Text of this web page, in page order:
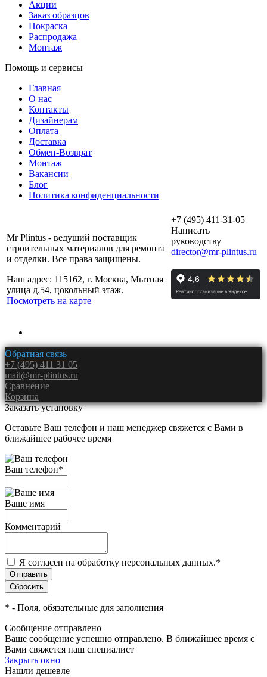
Акции
Заказ образцов
Покраска
Распродажа
Монтаж
Помощь и сервисы
Главная
О нас
Контакты
Дизайнерам
Оплата
Доставка
Обмен-Возврат
Монтаж
Вакансии
Блог
Политика конфиденциальности
Mr Plintus - ведущий поставщик
строительных материалов для ремонта
и отделки. Все права защищены.
Наш адрес: 115162, г. Москва, Мытная
улица д.54, цокольный этаж.
Посмотреть на карте
+7 (495) 411-31-05
Написать
руководству
director@mr-plintus.ru
Обратная связь
+7 (495) 411 31 05
mail@mr-plintus.ru
Сравнение
Корзина
Заказать установку
Оставьте Ваш телефон и наш менеджер свяжется с Вами в
ближайшее рабочее время
Ваш телефон*
Ваше имя
Комментарий
Я согласен на обработку персональных данных.*
* - Поля, обязательные для заполнения
Сообщение отправлено
Ваше сообщение успешно отправлено. В ближайшее время с
Вами свяжется наш специалист
Закрыть окно
Нашли дешевле